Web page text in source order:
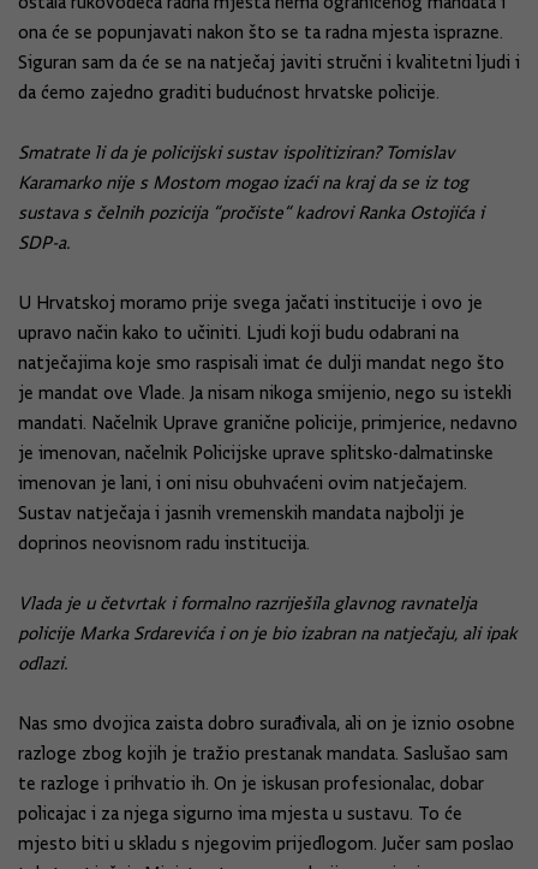
ona će se popunjavati nakon što se ta radna mjesta isprazne.
Siguran sam da će se na natječaj javiti stručni i kvalitetni ljudi i
da ćemo zajedno graditi budućnost hrvatske policije.
Smatrate li da je policijski sustav ispolitiziran? Tomislav
Karamarko nije s Mostom mogao izaći na kraj da se iz tog
sustava s čelnih pozicija “pročiste“ kadrovi Ranka Ostojića i
SDP-a.
U Hrvatskoj moramo prije svega jačati institucije i ovo je
upravo način kako to učiniti. Ljudi koji budu odabrani na
natječajima koje smo raspisali imat će dulji mandat nego što
je mandat ove Vlade. Ja nisam nikoga smijenio, nego su istekli
mandati. Načelnik Uprave granične policije, primjerice, nedavno
je imenovan, načelnik Policijske uprave splitsko-dalmatinske
imenovan je lani, i oni nisu obuhvaćeni ovim natječajem.
Sustav natječaja i jasnih vremenskih mandata najbolji je
doprinos neovisnom radu institucija.
Vlada je u četvrtak i formalno razriješila glavnog ravnatelja
policije Marka Srdarevića i on je bio izabran na natječaju, ali ipak
odlazi.
Nas smo dvojica zaista dobro surađivala, ali on je iznio osobne
razloge zbog kojih je tražio prestanak mandata. Saslušao sam
te razloge i prihvatio ih. On je iskusan profesionalac, dobar
policajac i za njega sigurno ima mjesta u sustavu. To će
mjesto biti u skladu s njegovim prijedlogom. Jučer sam poslao